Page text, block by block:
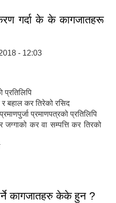
गर्दा के के कागजातहरू
- 12:03
प्रतिलिपि
र बहाल कर तिरेको रसिद
प्रमाणपत्रको प्रतिलिपि
कर वा सम्पत्ति कर तिरको
कागजातहरु केके हुन ?